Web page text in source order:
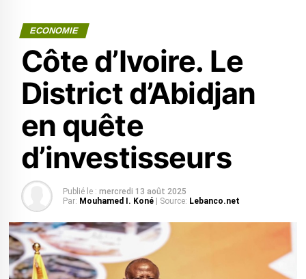
ECONOMIE
Côte d’Ivoire. Le
District d’Abidjan
en quête
d’investisseurs
Publié le : mercredi 13 août 2025
Par: Mouhamed I. Koné | Source: Lebanco.net